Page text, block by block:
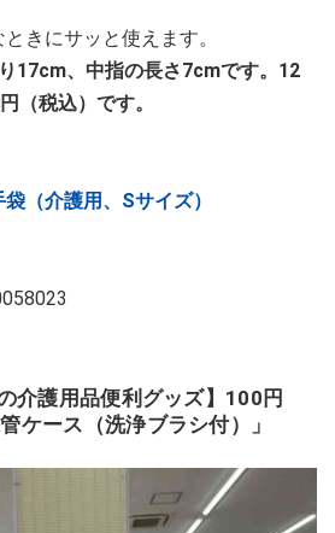
きにサッと使えます。
17cm、中指の長さ7cmです。12
（税込）です。
（介護用、Sサイズ）
介護用品便利グッズ】100円
ケース（洗浄ブラシ付）」